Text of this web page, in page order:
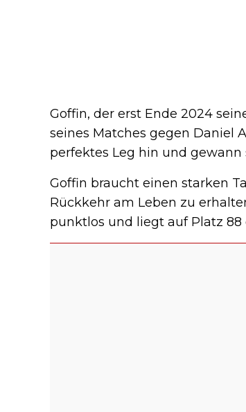
Goffin, der erst Ende 2024
seines Matches gegen Daniel
perfektes Leg hin und
Goffin braucht einen starken
Rückkehr am Leben zu
punktlos und liegt auf Platz 88